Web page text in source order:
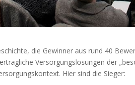
die Gewinner aus rund 40
Versorgungslösungen der
Hier sind die Sieger: